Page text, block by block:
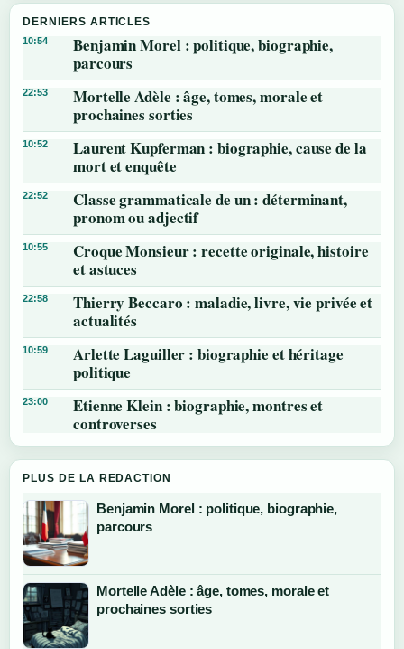
DERNIERS ARTICLES
10:54
Benjamin Morel : politique, biographie,
parcours
22:53
Mortelle Adèle : âge, tomes, morale et
prochaines sorties
10:52
Laurent Kupferman : biographie, cause de la
mort et enquête
22:52
Classe grammaticale de un : déterminant,
pronom ou adjectif
10:55
Croque Monsieur : recette originale, histoire
et astuces
22:58
Thierry Beccaro : maladie, livre, vie privée et
actualités
10:59
Arlette Laguiller : biographie et héritage
politique
23:00
Etienne Klein : biographie, montres et
controverses
PLUS DE LA REDACTION
Benjamin Morel : politique, biographie,
parcours
Mortelle Adèle : âge, tomes, morale et
prochaines sorties